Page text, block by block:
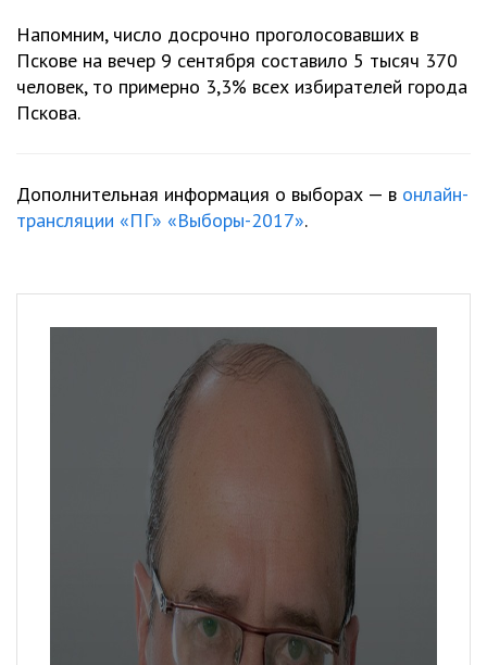
Напомним, число досрочно проголосовавших в
Пскове на вечер 9 сентября составило 5 тысяч 370
человек, то примерно 3,3% всех избирателей города
Пскова.
Дополнительная информация о выборах — в онлайн-
трансляции «ПГ» «Выборы-2017».